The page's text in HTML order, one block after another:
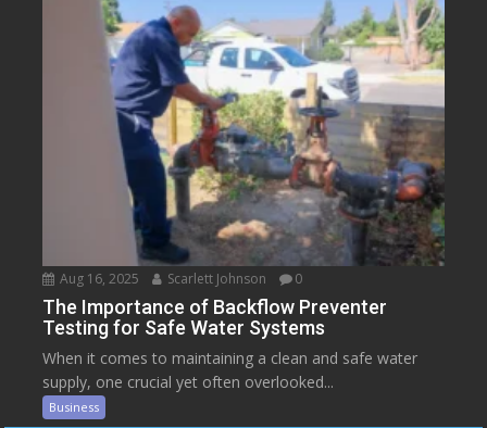
Aug 16, 2025 Scarlett Johnson 0
The Importance of Backflow Preventer
Testing for Safe Water Systems
When it comes to maintaining a clean and safe water
supply, one crucial yet often overlooked...
Business